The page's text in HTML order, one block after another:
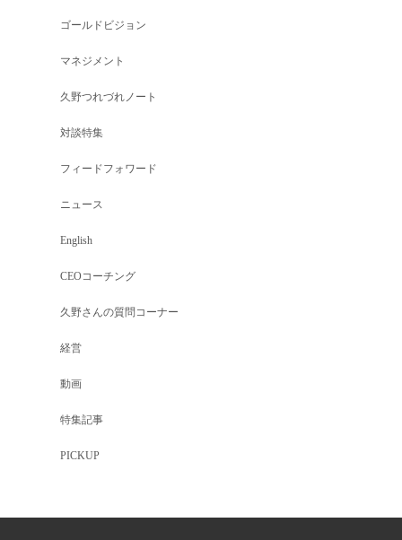
ゴールドビジョン
マネジメント
久野つれづれノート
対談特集
フィードフォワード
ニュース
English
CEOコーチング
久野さんの質問コーナー
経営
動画
特集記事
PICKUP